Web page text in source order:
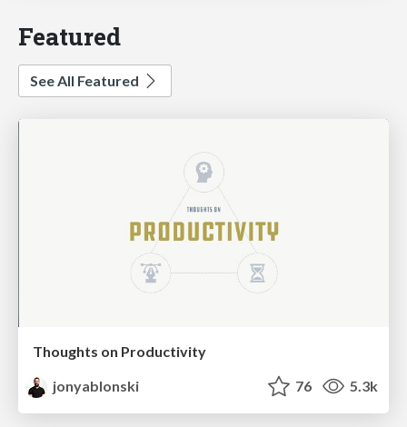
Featured
See All Featured
Thoughts on Productivity
jonyablonski
76 5.3k